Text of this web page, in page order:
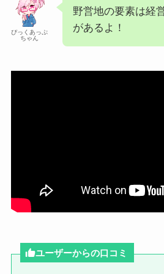
ぴっくあっぷ
ちゃん
野営地の要素は経
があるよ！
ユーザーからの口コミ